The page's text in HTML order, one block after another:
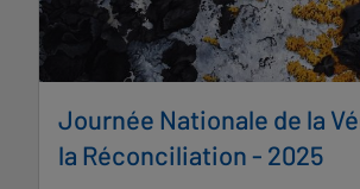
Journée Nationale de la
la Réconciliation - 2025